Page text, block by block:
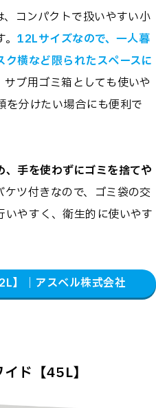
コンパクトで扱いやすい小
12Lサイズなので、一人暮
横など限られたスペースに
サブ用ゴミ箱としても使いや
を分けたい場合にも便利で
手を使わずにゴミを捨てや
ケツ付きなので、ゴミ袋の交
やすく、衛生的に使いやす
】｜アスベル株式会社
ド【45L】